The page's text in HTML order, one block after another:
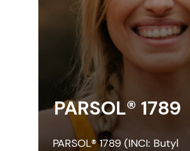
PARSOL® 1789
PARSOL® 1789 (INCI: Butyl